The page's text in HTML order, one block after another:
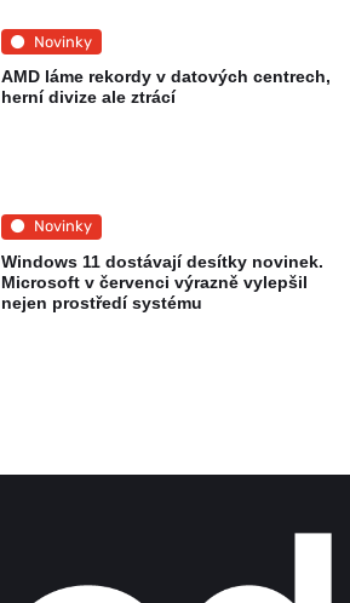
Novinky
AMD láme rekordy v datových centrech,
herní divize ale ztrácí
Novinky
Windows 11 dostávají desítky novinek.
Microsoft v červenci výrazně vylepšil
nejen prostředí systému